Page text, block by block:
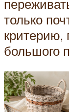
только
критерию,
большого